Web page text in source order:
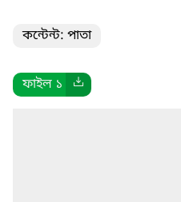
কন্টেন্ট: পাতা
ফাইল ১